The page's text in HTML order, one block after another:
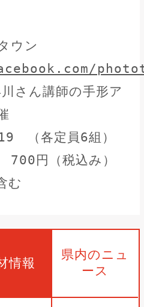
ウン
さん講師の手形ア
（各定員6組）
700円（税込み）
む
情報
県内のニュ
ース